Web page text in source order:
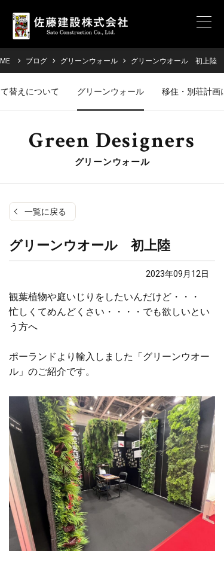
ブログ グリーンウォール グリーンウオール 初上陸
替えについて グリーンウォール 移住・別荘計画
Green Designers
グリーンウォール
一覧に戻る
グリーンウオール 初上陸
2023年09月12日
観葉植物や庭いじりをしたいんだけど・・・
忙しくてめんどくさい・・・・でも欲しいとい
う方へ
ポーランドより輸入しました「グリーンウオー
ル」のご紹介です。